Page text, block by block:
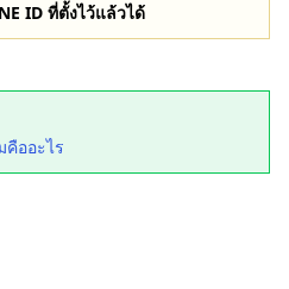
ID ที่ตั้งไว้แล้วได้
ออะไร